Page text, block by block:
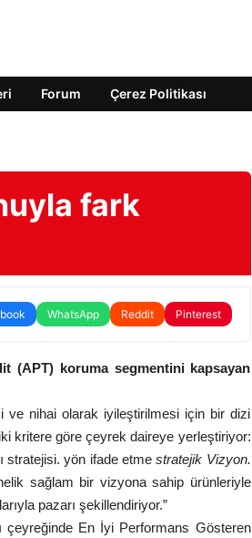
Forum Çerez Politikası
fark
WhatsApp Reddit Pinterest
(APT) koruma segmentini kapsayan
ve nihai olarak iyileştirilmesi için bir dizi
kritere göre çeyrek daireye yerleştiriyor:
stratejisi. yön ifade etmestratejik Vizyon.
sağlam bir vizyona sahip ürünleriyle
pazarı şekillendiriyor.”
çeyreğinde En İyi Performans Gösteren